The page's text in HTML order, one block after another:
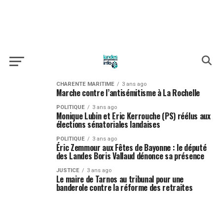
CHARENTE MARITIME 3 ans ago
Marche contre l’antisémitisme à La Rochelle
POLITIQUE 3 ans ago
Monique Lubin et Eric Kerrouche (PS) réélus aux
élections sénatoriales landaises
POLITIQUE 3 ans ago
Éric Zemmour aux Fêtes de Bayonne : le député
des Landes Boris Vallaud dénonce sa présence
JUSTICE 3 ans ago
Le maire de Tarnos au tribunal pour une
banderole contre la réforme des retraites